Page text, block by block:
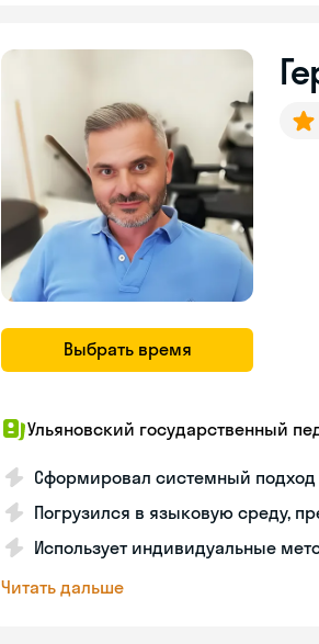
Выбрать время
Ульяновский государственный
Сформировал системный
Погрузился в языковую среду,
Использует индивидуальные
Читать дальше